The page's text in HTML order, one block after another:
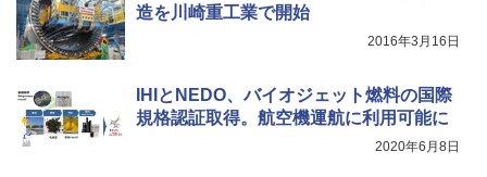
造を川崎重工業で開始
2016年3月16日
IHIとNEDO、バイオジェット燃料の国際
規格認証取得。航空機運航に利用可能に
2020年6月8日